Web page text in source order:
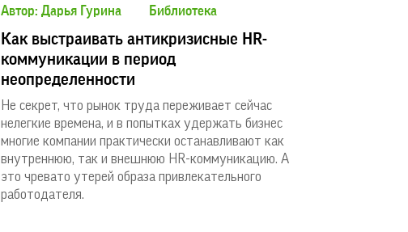
Автор: Дарья Гурина Библиотека
Как выстраивать антикризисные HR-
коммуникации в период
неопределенности
Не секрет, что рынок труда переживает сейчас
нелегкие времена, и в попытках удержать бизнес
многие компании практически останавливают как
внутреннюю, так и внешнюю HR-коммуникацию. А
это чревато утерей образа привлекательного
работодателя.